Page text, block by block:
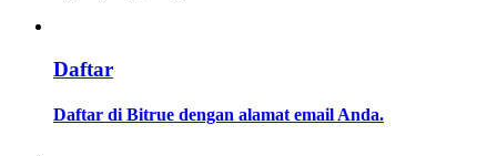
Memandu
Daftar
Daftar di Bitrue dengan alamat email Anda.